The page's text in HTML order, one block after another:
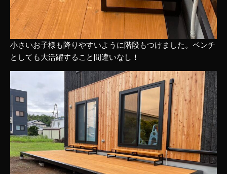
小さいお子様も降りやすいように階段もつけました。ベンチ
としても大活躍すること間違いなし！